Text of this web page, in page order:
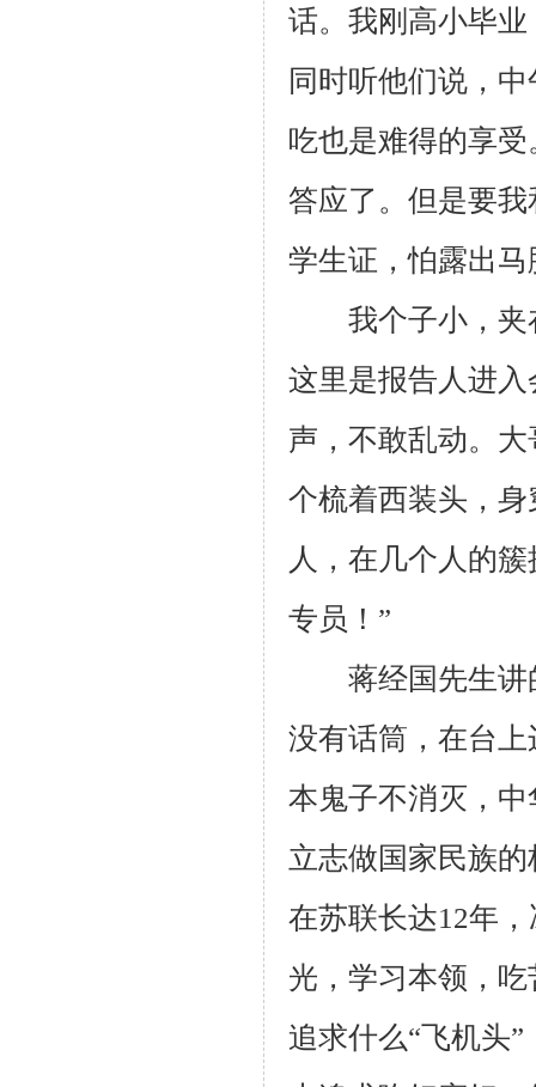
话。我刚高小毕
同时听他们说，
吃也是难得的享
答应了。但是要
学生证，怕露出
我个子小，夹
这里是报告人进
声，不敢乱动。
个梳着西装头，
人，在几个人的
专员！”
蒋经国先生讲
没有话筒，在台
本鬼子不消灭，
立志做国家民族
在苏联长达12年
光，学习本领，
追求什么“飞机头